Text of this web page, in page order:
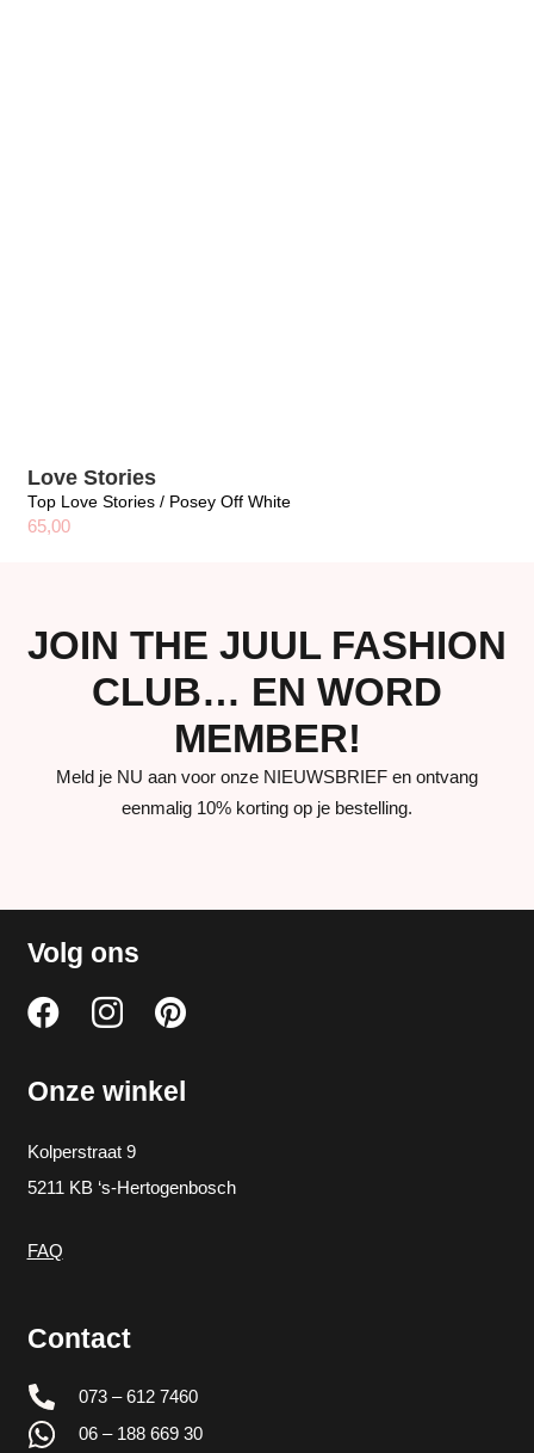
Love Stories
Top Love Stories / Posey Off White
65,00
JOIN THE JUUL FASHION
CLUB… EN WORD
MEMBER!
Meld je NU aan voor onze NIEUWSBRIEF en ontvang
eenmalig 10% korting op je bestelling.
Volg ons
Onze winkel
Kolperstraat 9
5211 KB ‘s-Hertogenbosch
FAQ
Contact
073 – 612 7460
06 – 188 669 30